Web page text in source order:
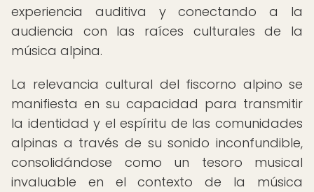
experiencia auditiva y conectando a la
audiencia con las raíces culturales de la
música alpina.
La relevancia cultural del fiscorno alpino se
manifiesta en su capacidad para transmitir
la identidad y el espíritu de las comunidades
alpinas a través de su sonido inconfundible,
consolidándose como un tesoro musical
invaluable en el contexto de la música